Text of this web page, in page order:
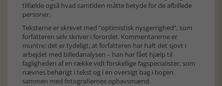
tilfælde også hvad samtiden måtte betyde for de afbillede
personer.
Teksterne er skrevet med ”optimistisk nysgerrighed”, som
forfatteren selv skriver i forordet. Kommentarerne er
muntre; det er tydeligt, at forfatteren har haft det sjovt i
arbejdet med billedanalysen – han har fået hjælp til
fagligheden af en række vidt forskellige fagspecialister, som
nævnes behørigt i tekst og i en oversigt bag i bogen
sammen med fotografiernes ophavsmænd.